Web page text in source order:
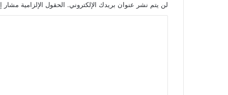
لن يتم نشر عنوان بريدك الإلكتروني. الحقول الإلزامية مشار